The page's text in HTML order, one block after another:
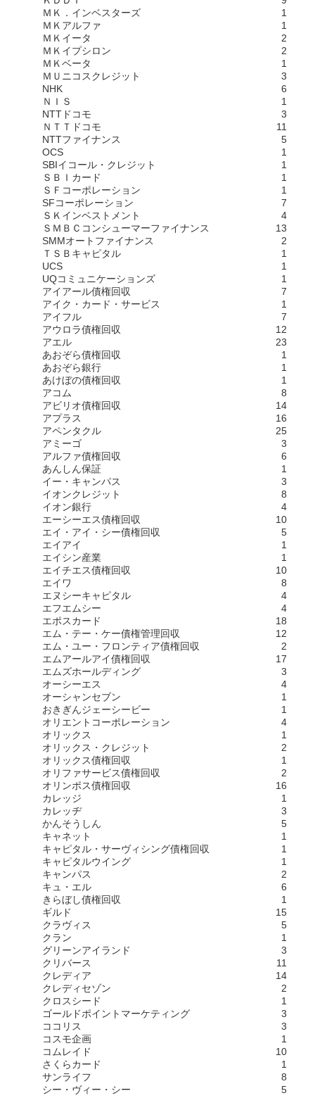
ＭＫ．インベスターズ
1
ＭＫアルファ
1
ＭＫイータ
2
ＭＫイプシロン
2
ＭＫベータ
1
ＭＵニコスクレジット
3
NHK
6
ＮＩＳ
1
NTTドコモ
3
ＮＴＴドコモ
11
NTTファイナンス
5
OCS
1
SBIイコール・クレジット
1
ＳＢＩカード
1
ＳＦコーポレーション
1
SFコーポレーション
7
ＳＫインベストメント
4
ＳＭＢＣコンシューマーファイナンス
13
SMMオートファイナンス
2
ＴＳＢキャピタル
1
UCS
1
UQコミュニケーションズ
1
アイアール債権回収
7
アイク・カード・サービス
1
アイフル
7
アウロラ債権回収
12
アエル
23
あおぞら債権回収
1
あおぞら銀行
1
あけぼの債権回収
1
アコム
8
アビリオ債権回収
14
アプラス
16
アペンタクル
25
アミーゴ
3
アルファ債権回収
6
あんしん保証
1
イー・キャンパス
3
イオンクレジット
8
イオン銀行
4
エーシーエス債権回収
10
エイ・アイ・シー債権回収
5
エイアイ
1
エイシン産業
1
エイチエス債権回収
10
エイワ
8
エヌシーキャピタル
4
エフエムシー
4
エポスカード
18
エム・テー・ケー債権管理回収
12
エム・ユー・フロンティア債権回収
2
エムアールアイ債権回収
17
エムズホールディング
3
オーシーエス
4
オーシャンセブン
1
おきぎんジェーシービー
1
オリエントコーポレーション
4
オリックス
1
オリックス・クレジット
2
オリックス債権回収
1
オリファサービス債権回収
2
オリンポス債権回収
16
カレッジ
1
カレッヂ
3
かんそうしん
5
キャネット
1
キャピタル・サーヴィシング債権回収
1
キャピタルウイング
1
キャンパス
2
キュ・エル
6
きらぼし債権回収
1
ギルド
15
クラヴィス
5
クラン
1
グリーンアイランド
3
クリバース
11
クレディア
14
クレディセゾン
2
クロスシード
1
ゴールドポイントマーケティング
3
ココリス
3
コスモ企画
1
コムレイド
10
さくらカード
1
サンライフ
8
シー・ヴィー・シー
5